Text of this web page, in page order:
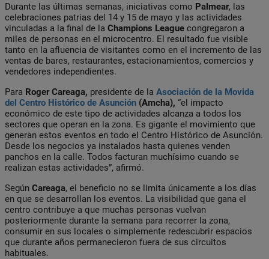
Durante las últimas semanas, iniciativas como Palmear, las
celebraciones patrias del 14 y 15 de mayo y las actividades
vinculadas a la final de la Champions League congregaron a
miles de personas en el microcentro. El resultado fue visible
tanto en la afluencia de visitantes como en el incremento de las
ventas de bares, restaurantes, estacionamientos, comercios y
vendedores independientes.
Para Roger Careaga, presidente de la Asociación de la Movida
del Centro Histórico de Asunción (Amcha), “el impacto
económico de este tipo de actividades alcanza a todos los
sectores que operan en la zona. Es gigante el movimiento que
generan estos eventos en todo el Centro Histórico de Asunción.
Desde los negocios ya instalados hasta quienes venden
panchos en la calle. Todos facturan muchísimo cuando se
realizan estas actividades”, afirmó.
Según Careaga, el beneficio no se limita únicamente a los días
en que se desarrollan los eventos. La visibilidad que gana el
centro contribuye a que muchas personas vuelvan
posteriormente durante la semana para recorrer la zona,
consumir en sus locales o simplemente redescubrir espacios
que durante años permanecieron fuera de sus circuitos
habituales.